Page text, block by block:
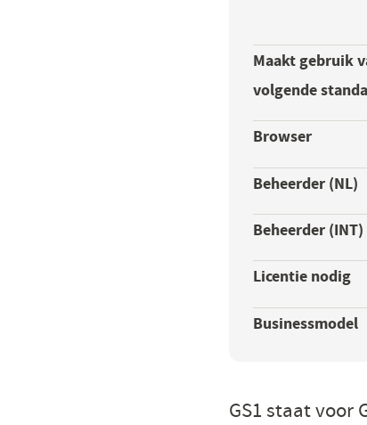
Maakt gebruik
volgende
Browser
Beheerder (NL)
Beheerder (INT)
Licentie nodig
Businessmodel
GS1 staat voor